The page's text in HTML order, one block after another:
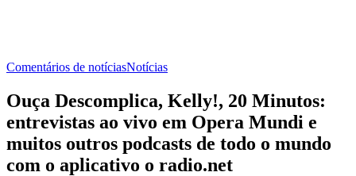
Comentários de notíciasNotícias
Ouça Descomplica, Kelly!, 20 Minutos:
entrevistas ao vivo em Opera Mundi e
muitos outros podcasts de todo o mundo
com o aplicativo o radio.net